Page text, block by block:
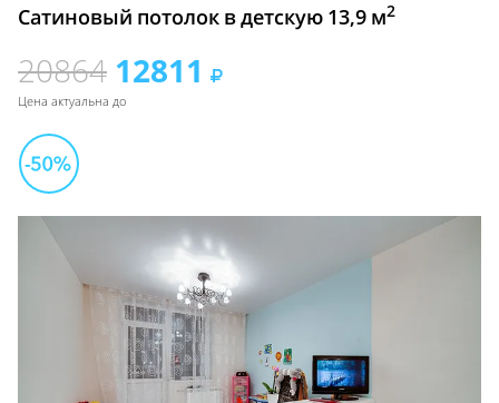
Сатиновый потолок в детскую 13,9 м2
20864 12811
Цена актуальна до